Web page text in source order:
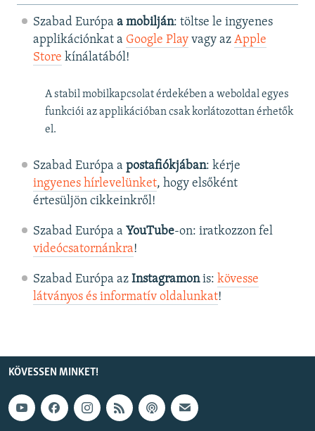
Szabad Európa a mobilján: töltse le ingyenes
applikációnkat a Google Playvagy az Apple
Store kínálatából!
A stabil mobilkapcsolat érdekében a weboldal egyes
funkciói az applikációban csak korlátozottan érhetők
el.
Szabad Európa a postafiókjában: kérje
ingyenes hírlevelünket, hogy elsőként
értesüljön cikkeinkről!
Szabad Európa a YouTube-on: iratkozzon fel
videócsatornánkra!
Szabad Európa az Instagramonis: kövesse
látványos és informatív oldalunkat! ​
KÖVESSEN MINKET!